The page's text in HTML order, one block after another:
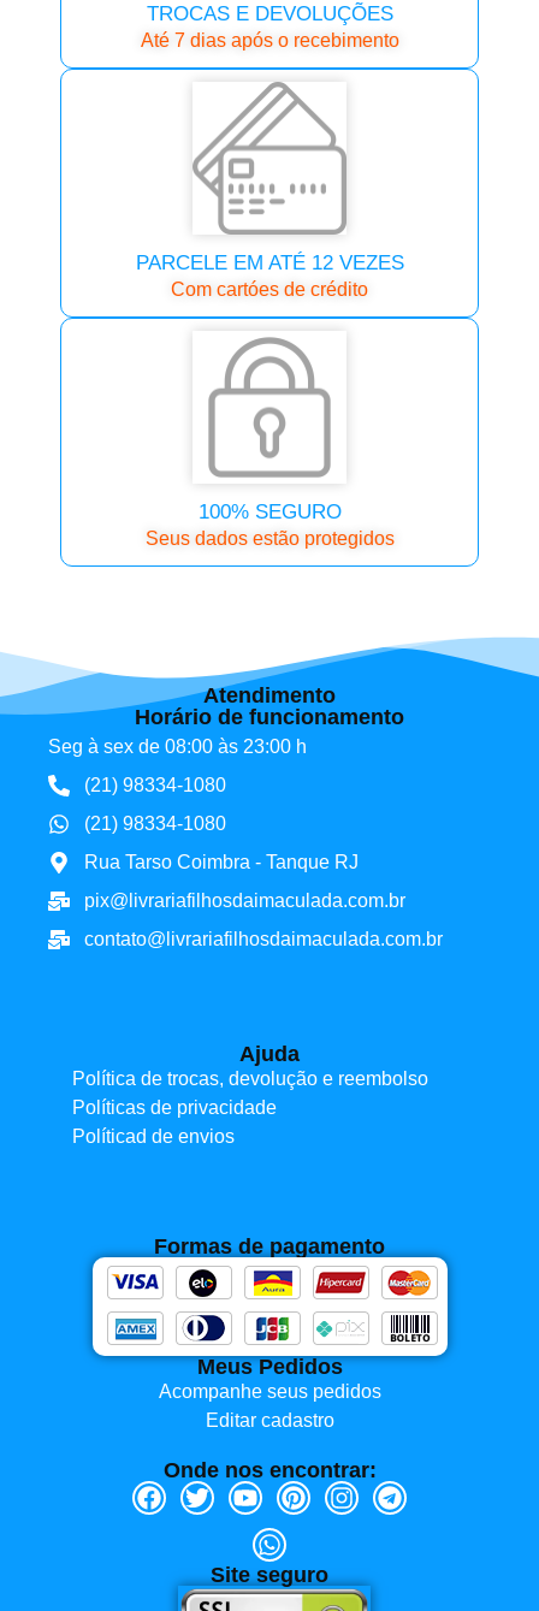
TROCAS E DEVOLUÇÕES
Até 7 dias após o recebimento
PARCELE EM ATÉ 12 VEZES
Com cartóes de crédito
100% SEGURO
Seus dados estão protegidos
Atendimento
Horário de funcionamento
Seg à sex de 08:00 às 23:00 h
(21) 98334-1080
(21) 98334-1080
Rua Tarso Coimbra - Tanque RJ
pix@livrariafilhosdaimaculada.com.br
contato@livrariafilhosdaimaculada.com.br
Ajuda
Política de trocas, devolução e reembolso
Políticas de privacidade
Políticad de envios
Formas de pagamento
Meus Pedidos
Acompanhe seus pedidos
Editar cadastro
Onde nos encontrar:
Site seguro